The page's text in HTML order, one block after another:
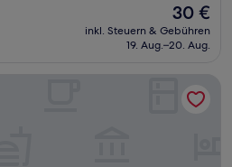
Der
Preis
beträgt
30 €
inkl. Steuern & Gebühren
19. Aug.–20. Aug.